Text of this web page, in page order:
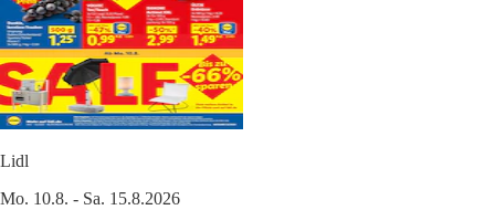
Lidl
Mo. 10.8. - Sa. 15.8.2026